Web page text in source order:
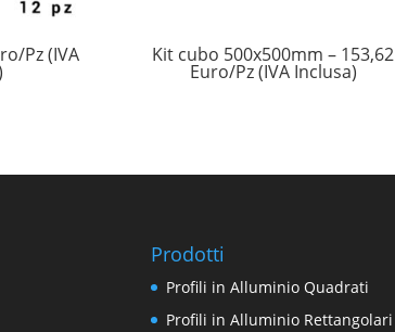
Pz (IVA Kit cubo 500x500mm – 153,62
Euro/Pz (IVA Inclusa)
Prodotti
Profili in Alluminio Quadrati
Profili in Alluminio Rettangolari